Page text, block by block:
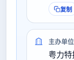
复制
主办单
粤力